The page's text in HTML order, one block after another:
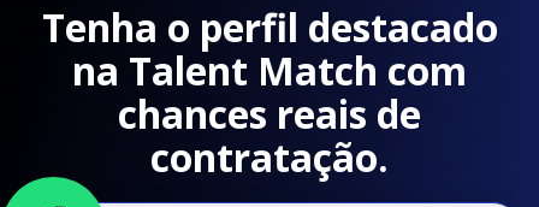
Tenha o perfil destacado
na Talent Match com
chances reais de
contratação.